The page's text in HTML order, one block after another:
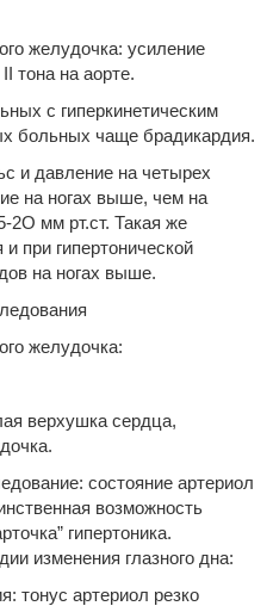
желудочка: усиление
тона на аорте.
с гиперкинетическим
больных чаще брадикардия.
и давление на четырех
на ногах выше, чем на
2О мм рт.ст. Такая же
при гипертонической
на ногах выше.
желудочка:
верхушка сердца,
состояние артериол
возможность
гипертоника.
изменения глазного дна:
тонус артериол резко